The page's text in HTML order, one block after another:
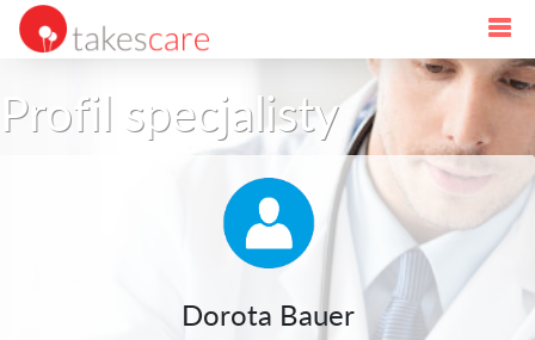
Profil specjalisty
Dorota Bauer